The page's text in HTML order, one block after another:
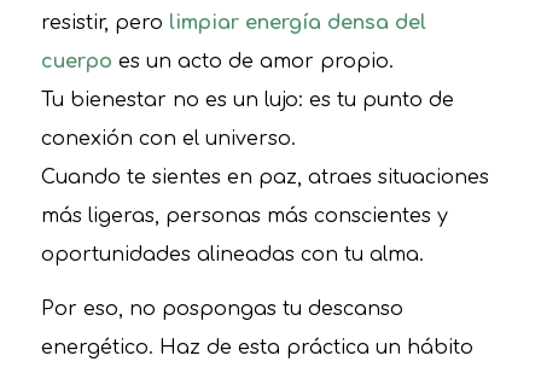
resistir, pero limpiar energía densa del
cuerpo es un acto de amor propio.
Tu bienestar no es un lujo: es tu punto de
conexión con el universo.
Cuando te sientes en paz, atraes situaciones
más ligeras, personas más conscientes y
oportunidades alineadas con tu alma.
Por eso, no pospongas tu descanso
energético. Haz de esta práctica un hábito